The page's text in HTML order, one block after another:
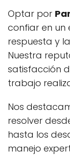
Optar por
confiar en
respuesta y
Nuestra
satisfacción
trabajo
Nos
resolver
hasta los
manejo